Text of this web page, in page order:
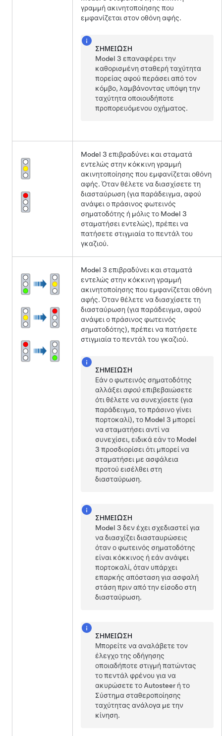
γραμμή ακινητοποίησης που
εμφανίζεται στονοθόνη αφής.
ΣΗΜΕΊΩΣΗ
Model 3 επαναφέρει την
καθορισμένη σταθερή ταχύτητα
πορείας αφού περάσει από τον
κόμβο, λαμβάνοντας υπόψη την
ταχύτητα οποιουδήποτε
προπορευόμενου οχήματος.
Model 3 επιβραδύνει και σταματά
εντελώς στην κόκκινη γραμμή
ακινητοποίησης που εμφανίζεται οθόνη
αφής. Όταν θέλετε να διασχίσετε τη
διασταύρωση (για παράδειγμα, αφού
ανάψει ο πράσινος φωτεινός
σηματοδότης ή μόλις το Model 3
σταματήσει εντελώς), πρέπει να
πατήσετε στιγμιαία το πεντάλ του
γκαζιού.
Model 3 επιβραδύνει και σταματά
εντελώς στην κόκκινη γραμμή
ακινητοποίησης που εμφανίζεται οθόνη
αφής. Όταν θέλετε να διασχίσετε τη
διασταύρωση (για παράδειγμα, αφού
ανάψει ο πράσινος φωτεινός
σηματοδότης), πρέπει να πατήσετε
στιγμιαία το πεντάλ του γκαζιού.
ΣΗΜΕΊΩΣΗ
Εάν ο φωτεινός σηματοδότης
αλλάξειαφούεπιβεβαιώσετε
ότι θέλετε να συνεχίσετε (για
παράδειγμα, το πράσινο γίνει
πορτοκαλί), το Model 3 μπορεί
να σταματήσει αντί να
συνεχίσει, ειδικά εάν το Model
3 προσδιορίσει ότι μπορεί να
σταματήσει με ασφάλεια
προτού εισέλθει στη
διασταύρωση.
ΣΗΜΕΊΩΣΗ
Model 3 δεν έχει σχεδιαστεί για
να διασχίζει διασταυρώσεις
όταν ο φωτεινός σηματοδότης
είναι κόκκινος ή εάν ανάψει
πορτοκαλί, όταν υπάρχει
επαρκής απόσταση για ασφαλή
στάση πριν από την είσοδο στη
διασταύρωση.
ΣΗΜΕΊΩΣΗ
Μπορείτε να αναλάβετε τον
έλεγχο της οδήγησης
οποιαδήποτε στιγμή πατώντας
το πεντάλ φρένου για να
ακυρώσετε το Autosteer ή το
Σύστημα σταθεροποίησης
ταχύτητας ανάλογα με την
κίνηση.